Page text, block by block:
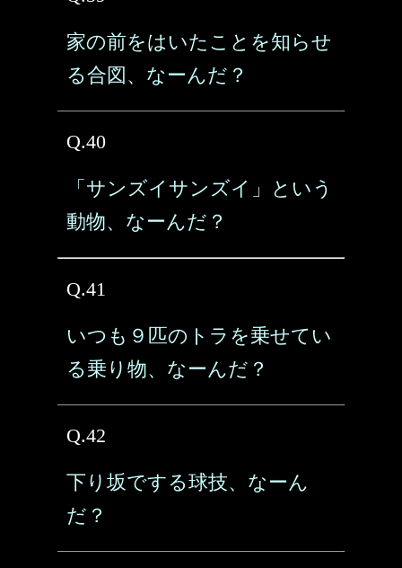
家の前をはいたことを知らせ
る合図、なーんだ？
Q.40
「サンズイサンズイ」という
動物、なーんだ？
Q.41
いつも９匹のトラを乗せてい
る乗り物、なーんだ？
Q.42
下り坂でする球技、なーん
だ？